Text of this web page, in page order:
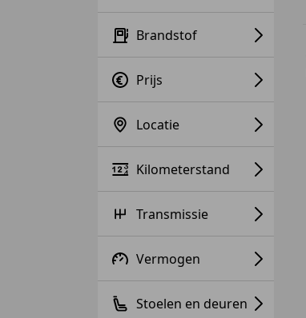
Brandstof
Prijs
Locatie
Kilometerstand
Transmissie
Vermogen
Stoelen en deuren